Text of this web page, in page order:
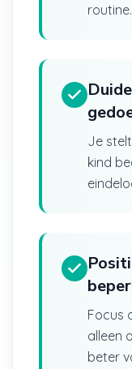
routine.
Je
kind
Focus
alleen
beter